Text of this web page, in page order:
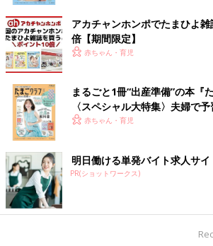
アカチャンホンポでたまひよ
倍【期間限定】
赤ちゃん・育児
まるごと1冊“出産準備”の本『
〈スペシャル大特集〉夫婦で
赤ちゃん・育児
明日働ける単発バイト求人サイ
PR(ショットワークス)